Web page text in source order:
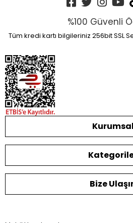
%100 Güvenli
Tüm kredi kartı bilgileriniz 256bit SSL
Kurumsal
Bize